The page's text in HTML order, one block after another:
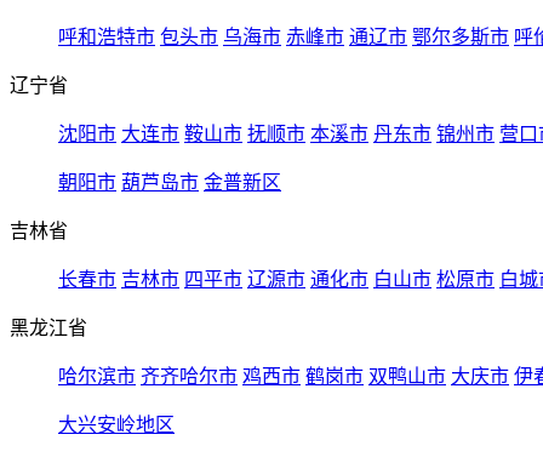
呼和浩特市 包头市 乌海市 赤峰市 通辽市 鄂尔多斯市 呼
辽宁省
沈阳市 大连市 鞍山市 抚顺市 本溪市 丹东市 锦州市 营口
朝阳市 葫芦岛市 金普新区
吉林省
长春市 吉林市 四平市 辽源市 通化市 白山市 松原市 白城
黑龙江省
哈尔滨市 齐齐哈尔市 鸡西市 鹤岗市 双鸭山市 大庆市 伊
大兴安岭地区